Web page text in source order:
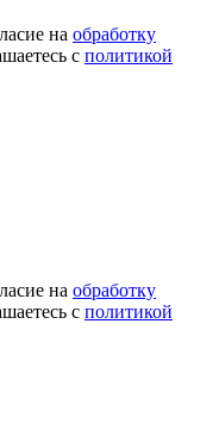
на обработку
с политикой
на обработку
с политикой